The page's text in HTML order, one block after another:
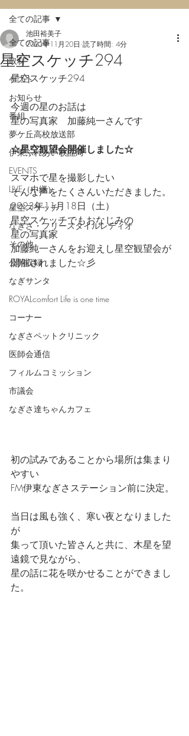
全ての記事
取材
ゲスト
お知らせ
番組
夢ケ丘高校放送部
伊東ふれあい歌謡局
EVENTS
LIVE（中継）
星空スケッチ
なぎさ・フリースタイルレディオ
その他
公開収録
なぎサンタ
ROYALcomfort Life is one time
コーナー
なぎさペットクリニック
医師会通信
フィルムコミッション
市議会
なぎさ達ちゃんカフェ
全ての記事
星空スケッチ294
池田裕美子
2023年11月20日 読了時間: 4分
星空スケッチ294
今週の星のお話は
星の写真家　加藤純一さんです
☆星空観望会開催しました☆
スマホで星を撮影したい
そんな声をたくさんいただきました。
2023年11月18日（土）
星空スケッチでもおなじみの
星の写真家
加藤純一さんをお迎えし星空観望会が
開催されました☆彡
初の試みであることから場所は集まり
やすい
FM伊東なぎさステーション前に決定。
当日は風も強く、寒い夜となりました
が
集って頂いた皆さんと共に、木星を望
遠鏡で見ながら、
星の話に花を咲かせることができまし
た。